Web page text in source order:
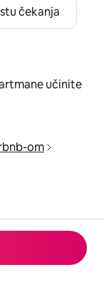
čekanja
učinite
om